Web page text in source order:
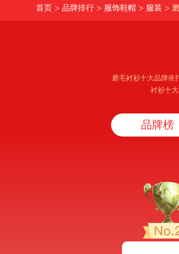
首页 > 品牌排行 > 服饰鞋帽 > 服装 >
磨毛衬衫十大品牌依
衬衫十
品牌榜